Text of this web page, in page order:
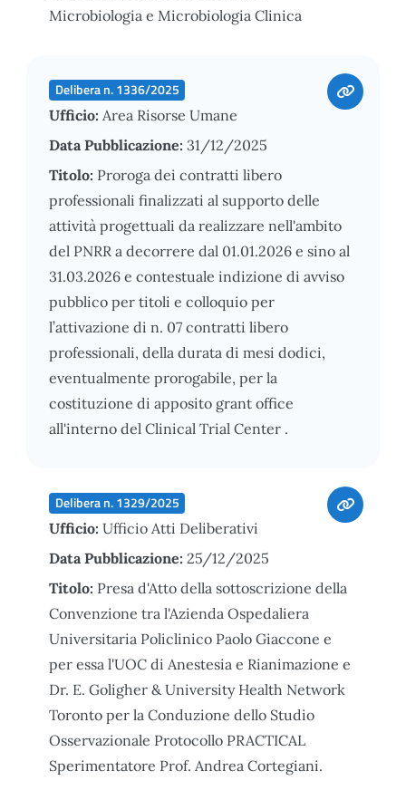
Microbiologia e Microbiologia Clinica
Delibera n. 1336/2025
Ufficio: Area Risorse Umane
Data Pubblicazione: 31/12/2025
Titolo: Proroga dei contratti libero
professionali finalizzati al supporto delle
attività progettuali da realizzare nell'ambito
del PNRR a decorrere dal 01.01.2026 e sino al
31.03.2026 e contestuale indizione di avviso
pubblico per titoli e colloquio per
l’attivazione di n. 07 contratti libero
professionali, della durata di mesi dodici,
eventualmente prorogabile, per la
costituzione di apposito grant office
all'interno del Clinical Trial Center .
Delibera n. 1329/2025
Ufficio: Ufficio Atti Deliberativi
Data Pubblicazione: 25/12/2025
Titolo: Presa d'Atto della sottoscrizione della
Convenzione tra l'Azienda Ospedaliera
Universitaria Policlinico Paolo Giaccone e
per essa l'UOC di Anestesia e Rianimazione e
Dr. E. Goligher & University Health Network
Toronto per la Conduzione dello Studio
Osservazionale Protocollo PRACTICAL
Sperimentatore Prof. Andrea Cortegiani.